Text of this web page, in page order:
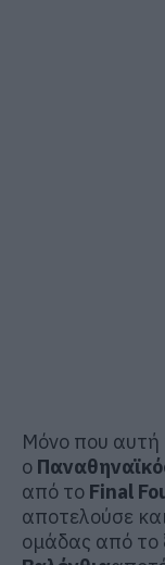
Μόνο που αυτή
ο
από το Final
αποτελούσε
ομάδας από το